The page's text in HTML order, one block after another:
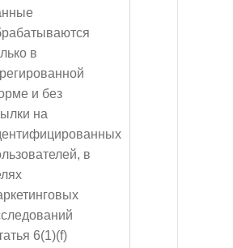
в
и без
на
в
6(1)(f)